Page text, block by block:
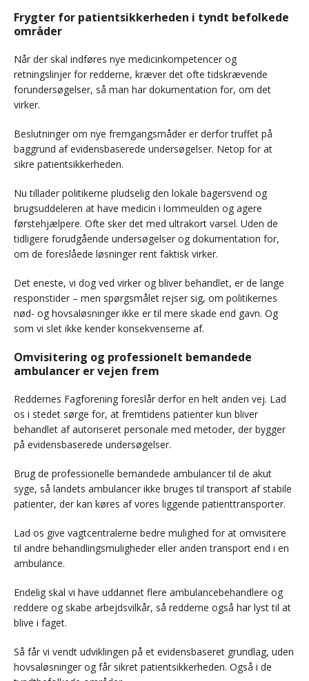
Frygter for patientsikkerheden i tyndt befolkede
områder
Når der skal indføres nye medicinkompetencer og
retningslinjer for redderne, kræver det ofte tidskrævende
forundersøgelser, så man har dokumentation for, om det
virker.
Beslutninger om nye fremgangsmåder er derfor truffet på
baggrund af evidensbaserede undersøgelser. Netop for at
sikre patientsikkerheden.
Nu tillader politikerne pludselig den lokale bagersvend og
brugsuddeleren at have medicin i lommeulden og agere
førstehjælpere. Ofte sker det med ultrakort varsel. Uden de
tidligere forudgående undersøgelser og dokumentation for,
om de foreslåede løsninger rent faktisk virker.
Det eneste, vi dog ved virker og bliver behandlet, er de lange
responstider – men spørgsmålet rejser sig, om politikernes
nød- og hovsaløsninger ikke er til mere skade end gavn. Og
som vi slet ikke kender konsekvenserne af.
Omvisitering og professionelt bemandede
ambulancer er vejen frem
Reddernes Fagforening foreslår derfor en helt anden vej. Lad
os i stedet sørge for, at fremtidens patienter kun bliver
behandlet af autoriseret personale med metoder, der bygger
på evidensbaserede undersøgelser.
Brug de professionelle bemandede ambulancer til de akut
syge, så landets ambulancer ikke bruges til transport af stabile
patienter, der kan køres af vores liggende patienttransporter.
Lad os give vagtcentralerne bedre mulighed for at omvisitere
til andre behandlingsmuligheder eller anden transport end i en
ambulance.
Endelig skal vi have uddannet flere ambulancebehandlere og
reddere og skabe arbejdsvilkår, så redderne også har lyst til at
blive i faget.
Så får vi vendt udviklingen på et evidensbaseret grundlag, uden
hovsaløsninger og får sikret patientsikkerheden. Også i de